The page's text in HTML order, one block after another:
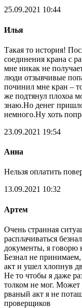
25.09.2021 10:44
Илья
Такая то история!
соединения крана с
мне никак не
люди отзывчивые
починил мне кран –
же подтянул плохоа
знаю.Но денег
немного.Ну хоть
23.09.2021 19:54
Анна
Нельзя оплатить
13.09.2021 10:32
Артем
Очень странная
расплачиваться
документы, я говорю
Безнал не принимаем,
акт и ушел хлопнув
Не то чтобы я даже
толком не мог. Может
рваный акт я не
проверщиков